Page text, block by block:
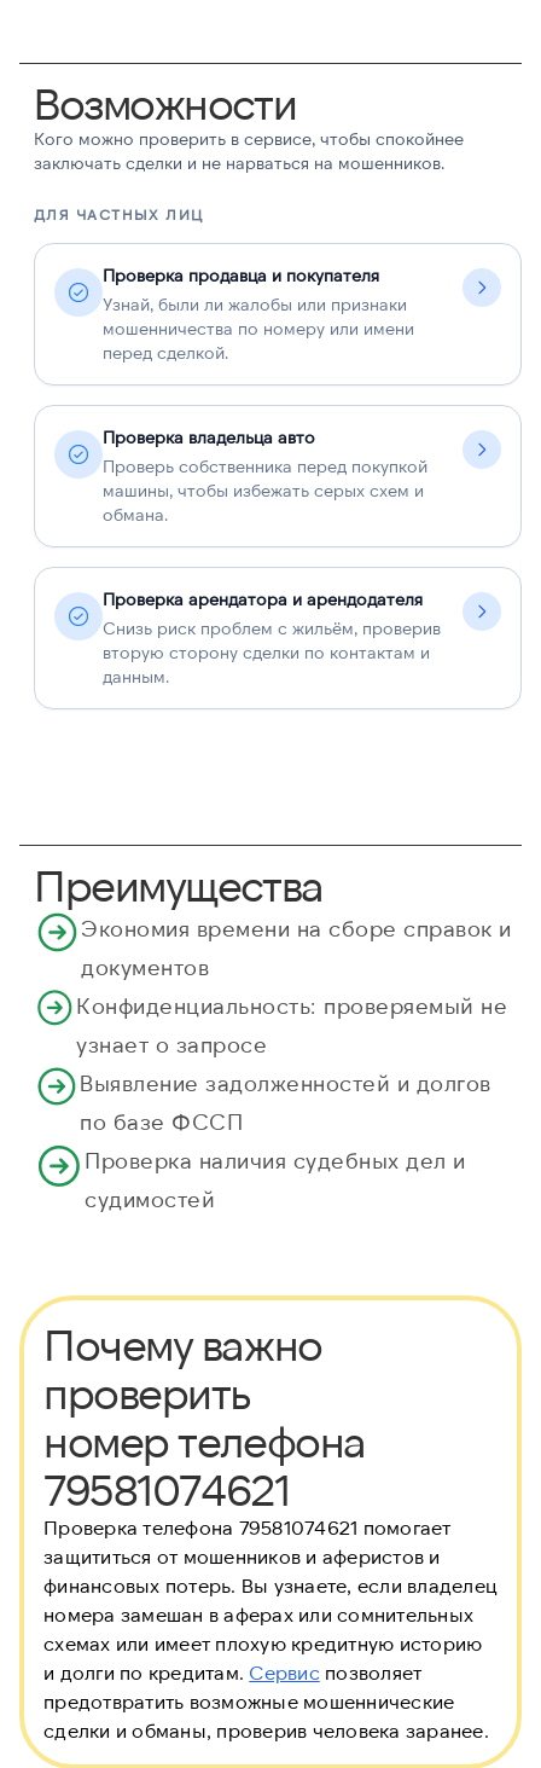
Возможности
Кого можно проверить в сервисе, чтобы спокойнее
заключать сделки и не нарваться на мошенников.
ДЛЯ ЧАСТНЫХ ЛИЦ
Проверка продавца и покупателя
Узнай, были ли жалобы или признаки
мошенничества по номеру или имени
перед сделкой.
Проверка владельца авто
Проверь собственника перед покупкой
машины, чтобы избежать серых схем и
обмана.
Проверка арендатора и арендодателя
Снизь риск проблем с жильём, проверив
вторую сторону сделки по контактам и
данным.
Преимущества
Экономия времени на сборе справок и
документов
Конфиденциальность: проверяемый не
узнает о запросе
Выявление задолженностей и долгов
по базе ФССП
Проверка наличия судебных дел и
судимостей
Почему важно
проверить
номер телефона
79581074621
Проверка телефона 79581074621 помогает
защититься от мошенников и аферистов и
финансовых потерь. Вы узнаете, если владелец
номера замешан в аферах или сомнительных
схемах или имеет плохую кредитную историю
и долги по кредитам. Сервис позволяет
предотвратить возможные мошеннические
сделки и обманы, проверив человека заранее.